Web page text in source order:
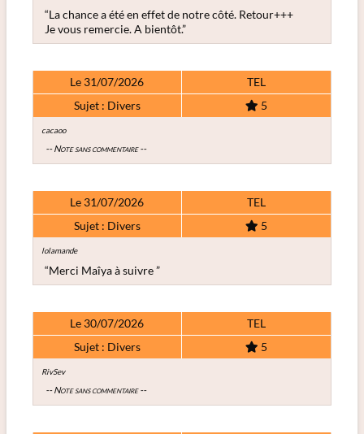
“La chance a été en effet de notre côté. Retour+++
Je vous remercie. A bientôt.”
Le 31/07/2026
TEL
Sujet : Divers
5
cacaoo
-- Note sans commentaire --
Le 31/07/2026
TEL
Sujet : Divers
5
lolamande
“Merci Maîya à suivre ”
Le 30/07/2026
TEL
Sujet : Divers
5
RivSev
-- Note sans commentaire --